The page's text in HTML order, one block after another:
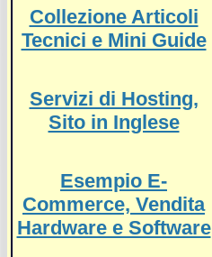
Collezione Articoli
Tecnici e Mini Guide
Servizi di Hosting,
Sito in Inglese
Esempio E-
Commerce, Vendita
Hardware e Software